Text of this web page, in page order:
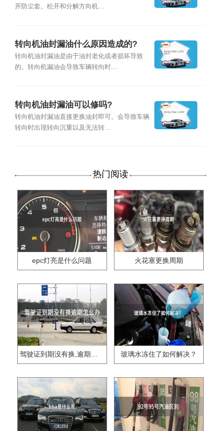
开防尘套。松开和分解方向机...
转向机油封漏油什么原因造成的?
转向机油封漏油是由于油封老化或者损坏导致
的。转向机漏油会导致车辆转向时...
转向机油封漏油可以修吗?
转向机油封漏油直接更换油封即可。会导致车辆
转向时出现转向沉重以及无法转...
热门阅读
epc灯亮是什么问题 火花塞更换周期
驾驶证到期没有换,逾期怎么办?? 玻璃水冻住了如何解决？